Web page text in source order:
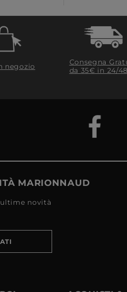
negozio
Consegna
da 35€​ in 24/
MARIONNAUD
novità